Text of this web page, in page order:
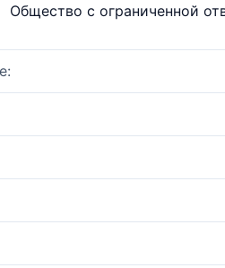
Общество с ограниченной